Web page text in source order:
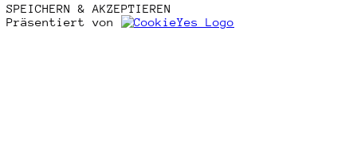
SPEICHERN & AKZEPTIEREN
Präsentiert von